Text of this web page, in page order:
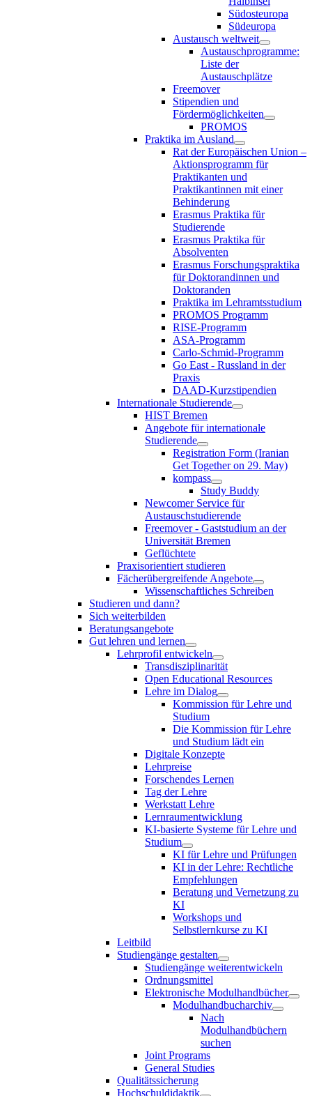
Südosteuropa
Südeuropa
Austausch weltweit
Austauschprogramme:
Liste der
Austauschplätze
Freemover
Stipendien und
Fördermöglichkeiten
PROMOS
Praktika im Ausland
Rat der Europäischen Union –
Aktionsprogramm für
Praktikanten und
Praktikantinnen mit einer
Behinderung
Erasmus Praktika für
Studierende
Erasmus Praktika für
Absolventen
Erasmus Forschungspraktika
für Doktorandinnen und
Doktoranden
Praktika im Lehramtsstudium
PROMOS Programm
RISE-Programm
ASA-Programm
Carlo-Schmid-Programm
Go East - Russland in der
Praxis
DAAD-Kurzstipendien
Internationale Studierende
HIST Bremen
Angebote für internationale
Studierende
Registration Form (Iranian
Get Together on 29. May)
kompass
Study Buddy
Newcomer Service für
Austauschstudierende
Freemover - Gaststudium an der
Universität Bremen
Geflüchtete
Praxisorientiert studieren
Fächerübergreifende Angebote
Wissenschaftliches Schreiben
Studieren und dann?
Sich weiterbilden
Beratungsangebote
Gut lehren und lernen
Lehrprofil entwickeln
Transdisziplinarität
Open Educational Resources
Lehre im Dialog
Kommission für Lehre und
Studium
Die Kommission für Lehre
und Studium lädt ein
Digitale Konzepte
Lehrpreise
Forschendes Lernen
Tag der Lehre
Werkstatt Lehre
Lernraumentwicklung
KI-basierte Systeme für Lehre und
Studium
KI für Lehre und Prüfungen
KI in der Lehre: Rechtliche
Empfehlungen
Beratung und Vernetzung zu
KI
Workshops und
Selbstlernkurse zu KI
Leitbild
Studiengänge gestalten
Studiengänge weiterentwickeln
Ordnungsmittel
Elektronische Modulhandbücher
Modulhandbucharchiv
Nach
Modulhandbüchern
suchen
Joint Programs
General Studies
Qualitätssicherung
Hochschuldidaktik